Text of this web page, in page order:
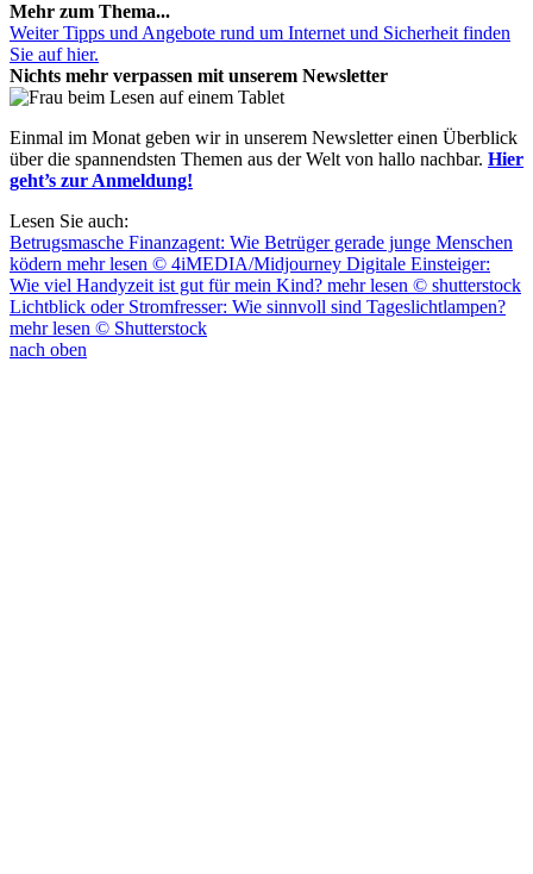
Mehr zum Thema...
Weiter Tipps und Angebote rund um Internet und Sicherheit finden
Sie auf hier.
Nichts mehr verpassen mit unserem Newsletter
Einmal im Monat geben wir in unserem Newsletter einen Überblick
über die spannendsten Themen aus der Welt von hallo nachbar. Hier
geht’s zur Anmeldung!
Lesen Sie auch:
Betrugsmasche Finanzagent: Wie Betrüger gerade junge Menschen
ködern mehr lesen © 4iMEDIA/Midjourney Digitale Einsteiger:
Wie viel Handyzeit ist gut für mein Kind? mehr lesen © shutterstock
Lichtblick oder Stromfresser: Wie sinnvoll sind Tageslichtlampen?
mehr lesen © Shutterstock
nach oben